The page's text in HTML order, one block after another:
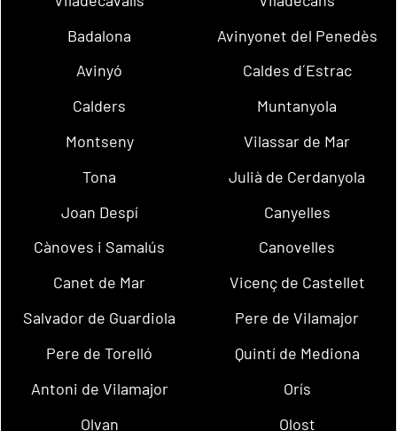
Badalona
Avinyonet del Penedès
Avinyó
Caldes d´Estrac
Calders
Muntanyola
Montseny
Vilassar de Mar
Tona
Julià de Cerdanyola
Joan Despí
Canyelles
Cànoves i Samalús
Canovelles
Canet de Mar
Vicenç de Castellet
Salvador de Guardiola
Pere de Vilamajor
Pere de Torelló
Quintí de Mediona
Antoni de Vilamajor
Orís
Olvan
Olost